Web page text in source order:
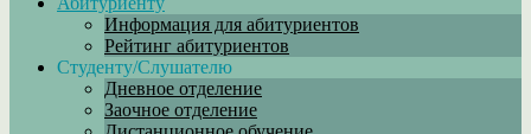
Информация для абитуриентов
Рейтинг абитуриентов
Студенту/Слушателю
Дневное отделение
Заочное отделение